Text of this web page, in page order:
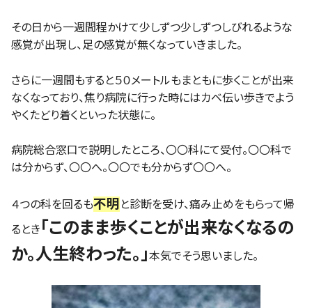
その日から一週間程かけて少しずつ少しずつしびれるような
感覚が出現し、足の感覚が無くなっていきました。
さらに一週間もすると５０メートルもまともに歩くことが出来
なくなっており、焦り病院に行った時にはカベ伝い歩きでよう
やくたどり着くといった状態に。
病院総合窓口で説明したところ、〇〇科にて受付。〇〇科で
は分からず、〇〇へ。〇〇でも分からず〇〇へ。
４つの科を回るも不明 と診断を受け、痛み止めをもらって帰
るとき 「このまま歩くことが出来なくなるの
か。人生終わった。」本気でそう思いました。